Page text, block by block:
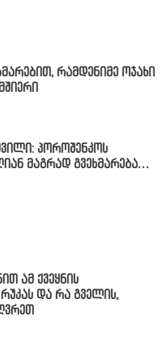
რამდენიმე ოჯახი
პოროშენკოს
მაგრად გვეხმარება…
ამ ქვეყნის
და რა გველის,